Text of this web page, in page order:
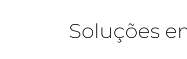
Soluções